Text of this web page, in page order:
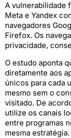
A vulnerabilidade
Meta e Yandex
navegadores
Firefox. Os
privacidade,
O estudo aponta
diretamente aos
únicos para cada
mesmo sem o
visitado. De
utilize os canais
entre programas
mesma estratégia.